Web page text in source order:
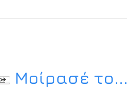
Μοίρασέ το...